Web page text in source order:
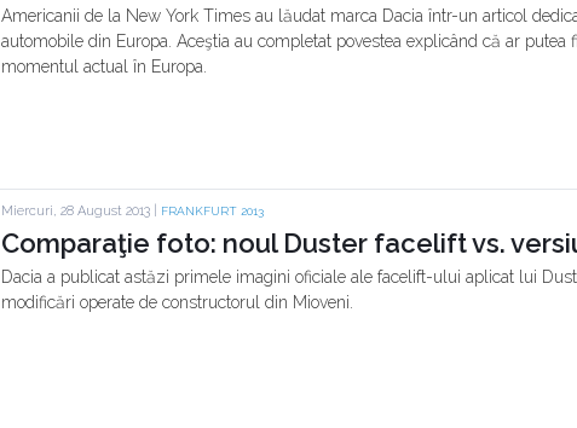
Americanii de la New York Times au lăudat marca Dacia într-un articol
automobile din Europa. Aceştia au completat povestea explicând că ar putea
momentul actual în Europa.
Miercuri, 28 August 2013 | FRANKFURT 2013
Comparaţie foto: noul Duster facelift vs.
Dacia a publicat astăzi primele imagini oficiale ale facelift-ului aplicat lui
modificări operate de constructorul din Mioveni.